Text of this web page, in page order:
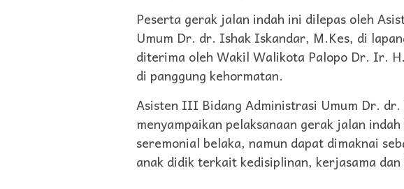
Peserta gerak jalan indah ini dilepas oleh
Umum Dr. dr. Ishak Iskandar, M.Kes, di
diterima oleh Wakil Walikota Palopo Dr. Ir.
di panggung kehormatan.
Asisten III Bidang Administrasi Umum Dr.
menyampaikan pelaksanaan gerak jalan
seremonial belaka, namun dapat dimaknai
anak didik terkait kedisiplinan, kerjasama